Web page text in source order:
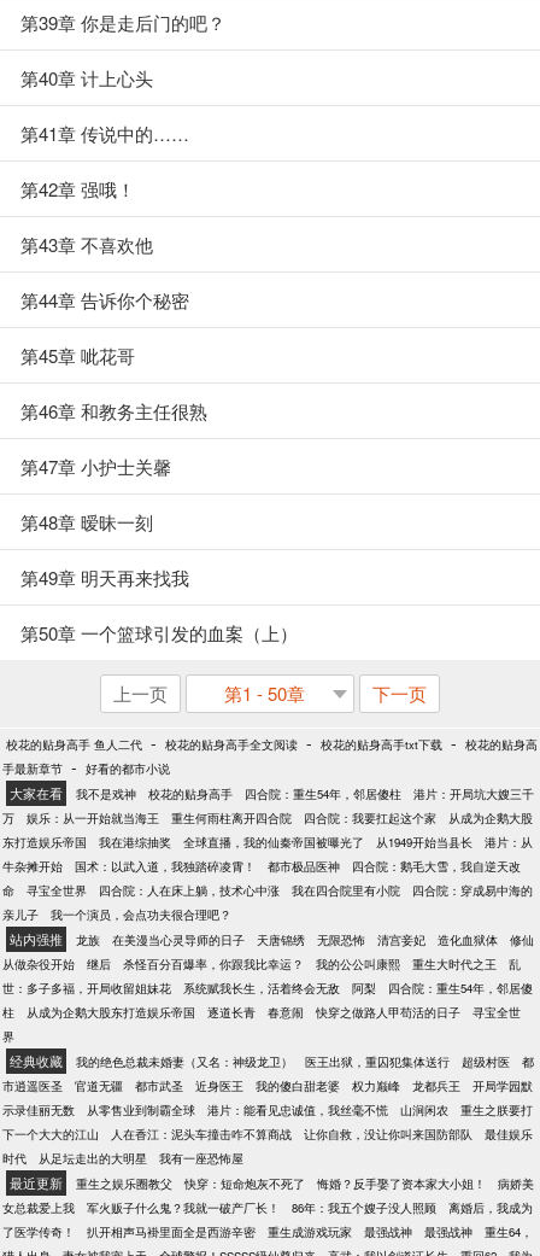
第39章 你是走后门的吧？
第40章 计上心头
第41章 传说中的……
第42章 强哦！
第43章 不喜欢他
第44章 告诉你个秘密
第45章 呲花哥
第46章 和教务主任很熟
第47章 小护士关馨
第48章 暧昧一刻
第49章 明天再来找我
第50章 一个篮球引发的血案（上）
上一页 第1 - 50章 下一页
校花的贴身高手 鱼人二代 - 校花的贴身高手全文阅读 - 校花的贴身高手txt下载 - 校花的贴身高
手最新章节 - 好看的都市小说
大家在看 我不是戏神 校花的贴身高手 四合院：重生54年，邻居傻柱
港片：开局坑大嫂三千
万
娱乐：从一开始就当海王 重生何雨柱离开四合院 四合院：我要扛起这个家
从成为企鹅大股
东打造娱乐帝国
我在港综抽奖 全球直播，我的仙秦帝国被曝光了 从1949开始当县长
港片：从
牛杂摊开始
国术：以武入道，我独踏碎凌霄！ 都市极品医神
四合院：鹅毛大雪，我自逆天改
命
寻宝全世界 四合院：人在床上躺，技术心中涨 我在四合院里有小院
四合院：穿成易中海的
亲儿子
我一个演员，会点功夫很合理吧？
站内强推 龙族 在美漫当心灵导师的日子 天唐锦绣 无限恐怖 清宫妾妃 造化血狱体
修仙
从做杂役开始
继后 杀怪百分百爆率，你跟我比幸运？ 我的公公叫康熙 重生大时代之王
乱
世：多子多福，开局收留姐妹花
系统赋我长生，活着终会无敌 阿梨
四合院：重生54年，邻居傻
柱
从成为企鹅大股东打造娱乐帝国 逐道长青 春意闹 快穿之做路人甲苟活的日子
寻宝全世
界
经典收藏 我的绝色总裁未婚妻（又名：神级龙卫） 医王出狱，重囚犯集体送行 超级村医
都
市逍遥医圣
官道无疆 都市武圣 近身医王 我的傻白甜老婆 权力巅峰 龙都兵王
开局学园默
示录佳丽无数
从零售业到制霸全球 港片：能看见忠诚值，我丝毫不慌 山涧闲农
重生之朕要打
下一个大大的江山
人在香江：泥头车撞击咋不算商战 让你自救，没让你叫来国防部队
最佳娱乐
时代
从足坛走出的大明星 我有一座恐怖屋
最近更新 重生之娱乐圈教父 快穿：短命炮灰不死了 悔婚？反手娶了资本家大小姐！
病娇美
女总裁爱上我
军火贩子什么鬼？我就一破产厂长！ 86年：我五个嫂子没人照顾
离婚后，我成为
了医学传奇！
扒开相声马褂里面全是西游辛密 重生成游戏玩家 最强战神 最强战神
重生64，